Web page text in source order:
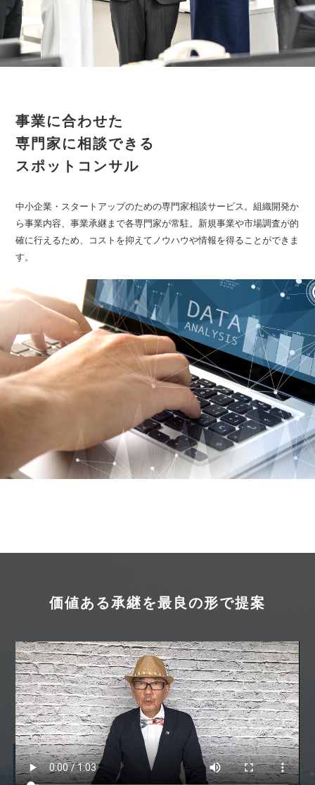
事業に合わせた
専門家に相談できる
スポットコンサル
中小企業・スタートアップのための専門家相談サービス。組織開発か
ら事業内容、事業承継まで各専門家が常駐。新規事業や市場調査が的
確に行えるため、コストを抑えてノウハウや情報を得ることができま
す。
価値ある承継を最良の形で提案